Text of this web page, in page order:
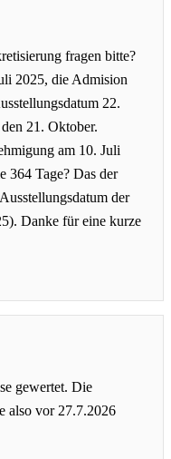
fragen bitte?
2025, die Admision
22.
21. Oktober.
am 10. Juli
364 Tage? Das der
der
Danke für eine kurze
gewertet. Die
also vor 27.7.2026